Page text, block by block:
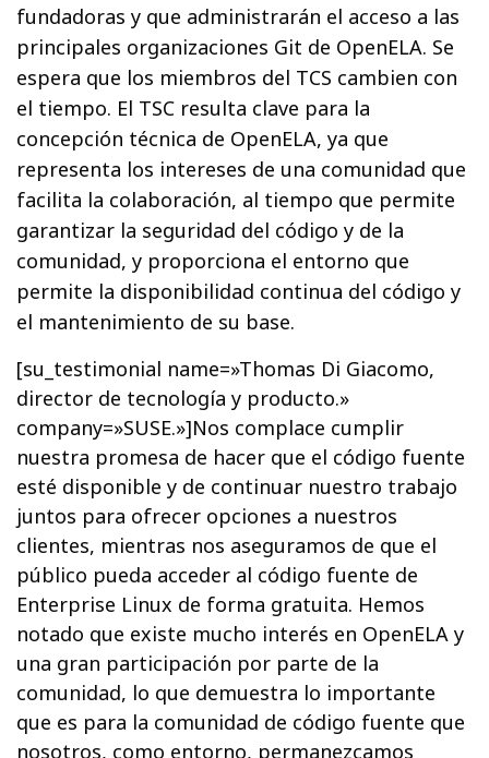
fundadoras y que administrarán el acceso a las
principales organizaciones Git de OpenELA. Se
espera que los miembros del TCS cambien con
el tiempo. El TSC resulta clave para la
concepción técnica de OpenELA, ya que
representa los intereses de una comunidad que
facilita la colaboración, al tiempo que permite
garantizar la seguridad del código y de la
comunidad, y proporciona el entorno que
permite la disponibilidad continua del código y
el mantenimiento de su base.
[su_testimonial name=»Thomas Di Giacomo,
director de tecnología y producto.»
company=»SUSE.»]Nos complace cumplir
nuestra promesa de hacer que el código fuente
esté disponible y de continuar nuestro trabajo
juntos para ofrecer opciones a nuestros
clientes, mientras nos aseguramos de que el
público pueda acceder al código fuente de
Enterprise Linux de forma gratuita. Hemos
notado que existe mucho interés en OpenELA y
una gran participación por parte de la
comunidad, lo que demuestra lo importante
que es para la comunidad de código fuente que
nosotros, como entorno, permanezcamos